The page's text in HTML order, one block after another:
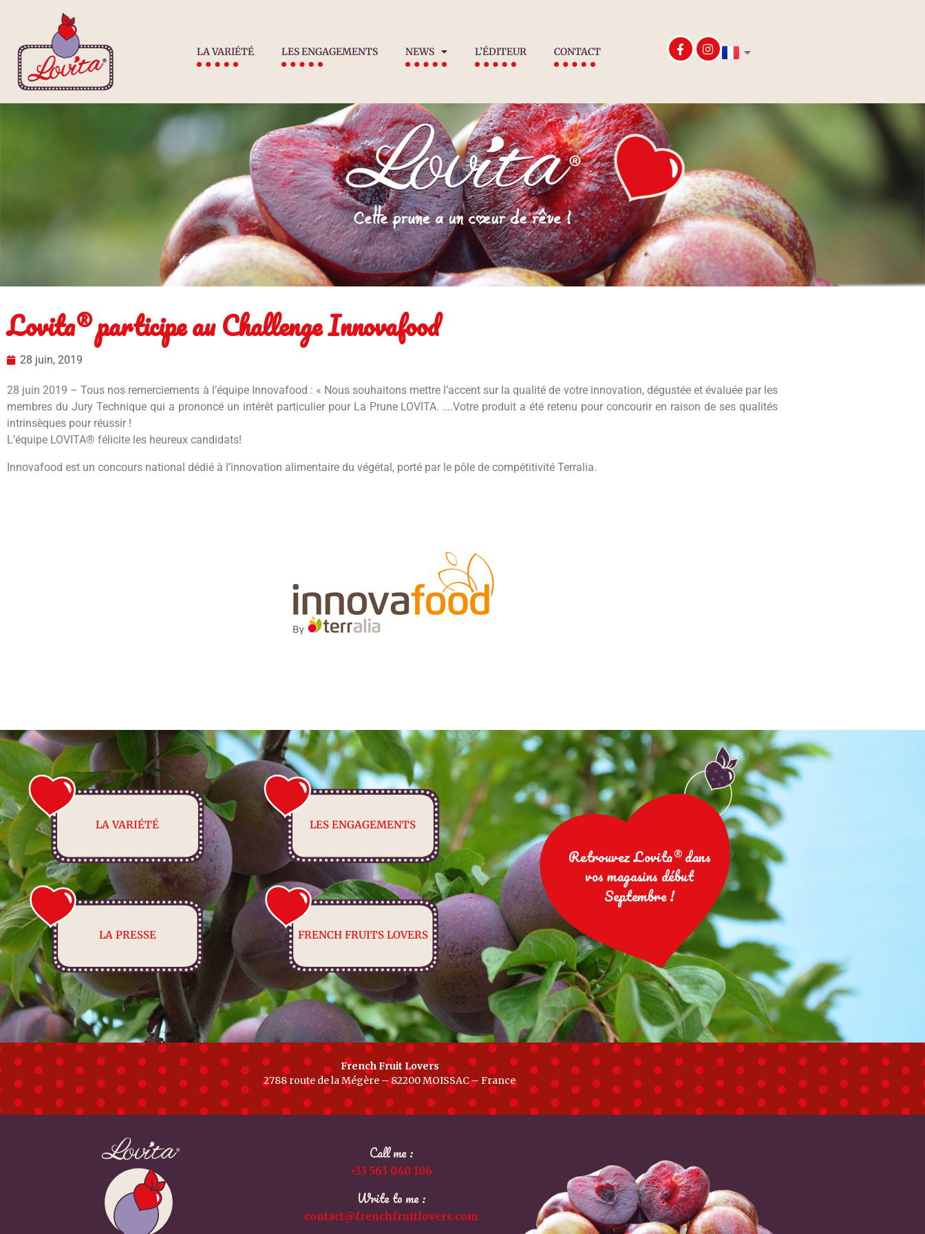
LA VARIÉTÉ LES ENGAGEMENTS NEWS L’ÉDITEUR CONTACT
Lovita® participe au Challenge Innovafood
28 juin, 2019
28 juin 2019 – Tous nos remerciements à l’équipe Innovafood : « Nous souhaitons mettre l’accent sur la qualité de votre innovation, dégustée et évaluée par les
membres du Jury Technique qui a prononcé un intérêt particulier pour La Prune LOVITA. ….Votre produit a été retenu pour concourir en raison de ses qualités
intrinsèques pour réussir !
L’équipe LOVITA® félicite les heureux candidats!
Innovafood est un concours national dédié à l’innovation alimentaire du végétal, porté par le pôle de compétitivité Terralia.
LA VARIÉTÉ LES ENGAGEMENTS
LA PRESSE FRENCH FRUITS LOVERS
Retrouvez Lovita® dans
vos magasins début
Septembre !
French Fruit Lovers
2788 route de la Mégère – 82200 MOISSAC – France
Call me :
+33 563 040 106
Write to me :
contact@frenchfruitlovers.com